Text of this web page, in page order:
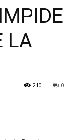
LA
0
210